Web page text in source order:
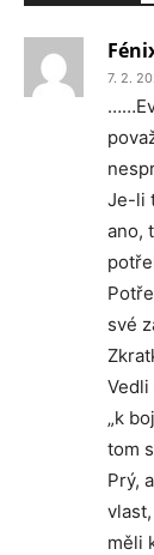
7. 2.
Je-li
ano,
své
„k
tom
Prý,
měli